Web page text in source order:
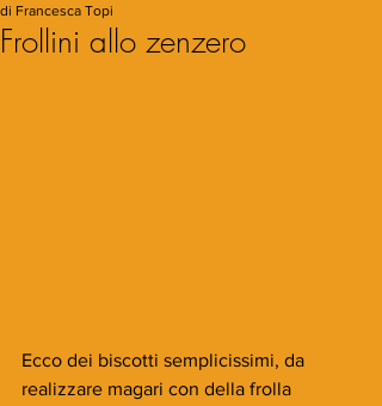
Frollini allo zenzero
di Francesca Topi
Ecco dei biscotti semplicissimi, da
realizzare magari con della frolla